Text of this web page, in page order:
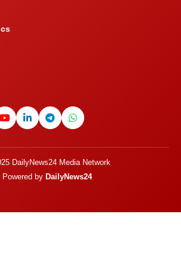
DailyNews24 Media Network
Powered by DailyNews24